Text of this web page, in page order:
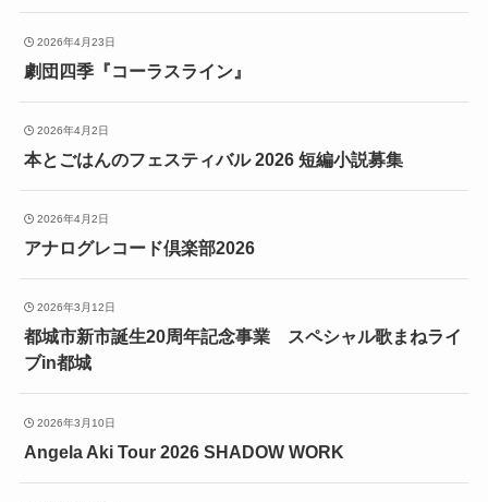
2026年4月23日
劇団四季『コーラスライン』
2026年4月2日
本とごはんのフェスティバル 2026 短編小説募集
2026年4月2日
アナログレコード倶楽部2026
2026年3月12日
都城市新市誕生20周年記念事業 スペシャル歌まねライ
ブin都城
2026年3月10日
Angela Aki Tour 2026 SHADOW WORK